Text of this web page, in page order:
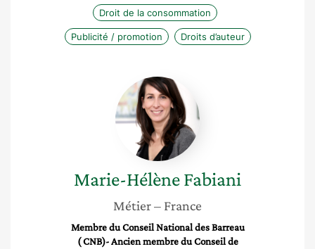
Droit de la consommation
Publicité / promotion Droits d’auteur
Marie-
Hélène
Fabiani
Marie-HélèneFabiani
Métier– France
Membre du Conseil National des Barreau
( CNB)- Ancien membre du Conseil de